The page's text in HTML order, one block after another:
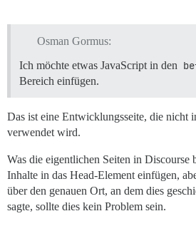
Osman Gormus:
Ich möchte etwas JavaScript in den
Bereich einfügen.
Das ist eine Entwicklungsseite, die nicht
verwendet wird.
Was die eigentlichen Seiten in Discourse
Inhalte in das Head-Element einfügen,
über den genauen Ort, an dem dies
sagte, sollte dies kein Problem sein.